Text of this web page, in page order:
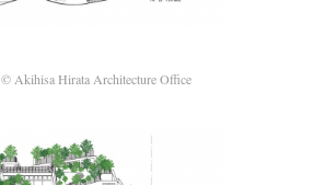
© Akihisa Hirata Architecture Office